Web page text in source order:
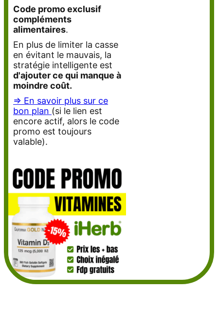
Code promo exclusif
compléments
alimentaires.
En plus de limiter la casse
en évitant le mauvais, la
stratégie intelligente est
d'ajouter ce qui manque à
moindre coût.
=> En savoir plus sur ce
bon plan (si le lien est
encore actif, alors le code
promo est toujours
valable).